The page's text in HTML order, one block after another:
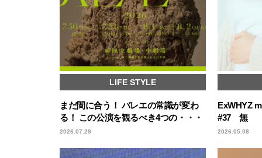
LIFE STYLE
まだ間に合う！ バレエの常識が変わ
る！ この公演を観るべき4つの・・・
2026.07.29
ExWHYZ
#37 無
2026.05.08